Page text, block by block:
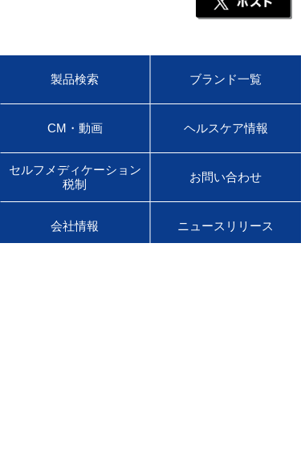
製品検索 ブランド一覧
CM・動画 ヘルスケア情報
セルフメディケーション
税制
お問い合わせ
会社情報 ニュースリリース